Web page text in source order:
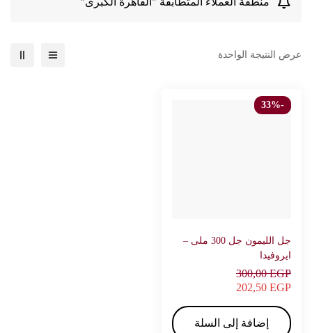
عرض النتيجة الواحدة
-33%
جل الليمون جل 300 ملى –
ايروفيدا
300,00EGP
202,50 EGP
إضافة إلى السلة